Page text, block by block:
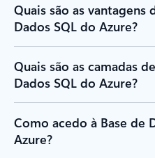
Quais são as vantagens
Dados SQL do Azure?
Quais são as camadas
Dados SQL do Azure?
Como acedo à Base de
Azure?